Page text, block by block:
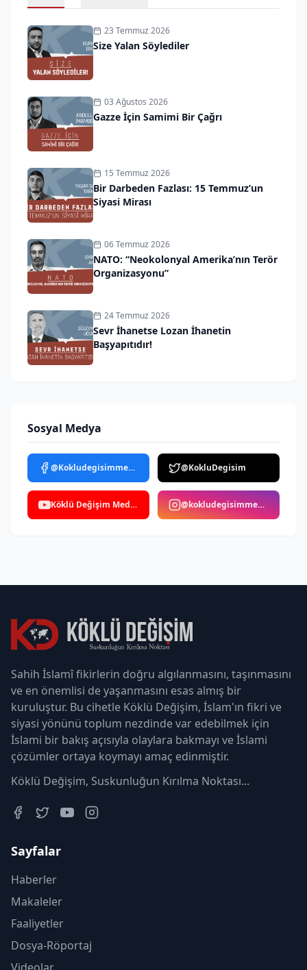
23 Temmuz 2026
Size Yalan Söylediler
03 Ağustos 2026
Gazze İçin Samimi Bir Çağrı
15 Temmuz 2026
Bir Darbeden Fazlası: 15 Temmuz’un
Siyasi Mirası
06 Temmuz 2026
NATO: “Neokolonyal Amerika’nın Terör
Organizasyonu”
24 Temmuz 2026
Sevr İhanetse Lozan İhanetin
Başyapıtıdır!
Sosyal Medya
@Kokludegisimmedya @KokluDegisim
Köklü Değişim Medya @kokludegisimmedya
Sahih İslamî fikirlerin doğru algılanmasını, taşınmasını
ve en önemlisi de yaşanmasını esas almış bir
kuruluştur. Bu cihetle Köklü Değişim, İslam'ın fikri ve
siyasi yönünü toplum nezdinde var edebilmek için
İslami bir bakış açısıyla olaylara bakmayı ve İslami
çözümler ortaya koymayı amaç edinmiştir.
Köklü Değişim, Suskunluğun Kırılma Noktası...
Sayfalar
Haberler
Makaleler
Faaliyetler
Dosya-Röportaj